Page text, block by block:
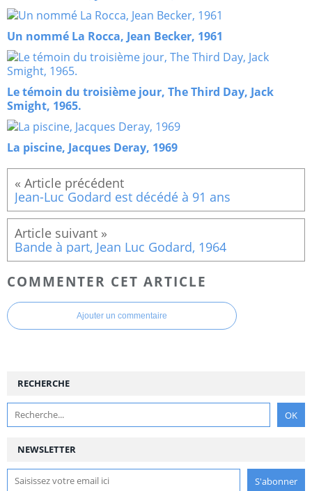
Un nommé La Rocca, Jean Becker, 1961
Le témoin du troisième jour, The Third Day, Jack
Smight, 1965.
La piscine, Jacques Deray, 1969
Jean-Luc Godard est décédé à 91 ans
Bande à part, Jean Luc Godard, 1964
COMMENTER CET ARTICLE
Ajouter un commentaire
NEWSLETTER
RECHERCHE